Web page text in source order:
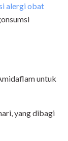
alergi obat
untuk
yang dibagi